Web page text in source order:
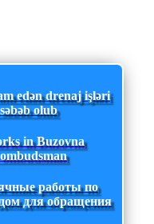
edən drenaj işləri
olub
in Buzovna
работы по
для обращения